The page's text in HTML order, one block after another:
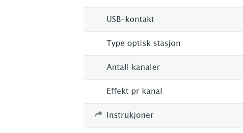
USB-kontakt
Type optisk stasjon
Antall kanaler
Effekt pr kanal
Instrukjoner